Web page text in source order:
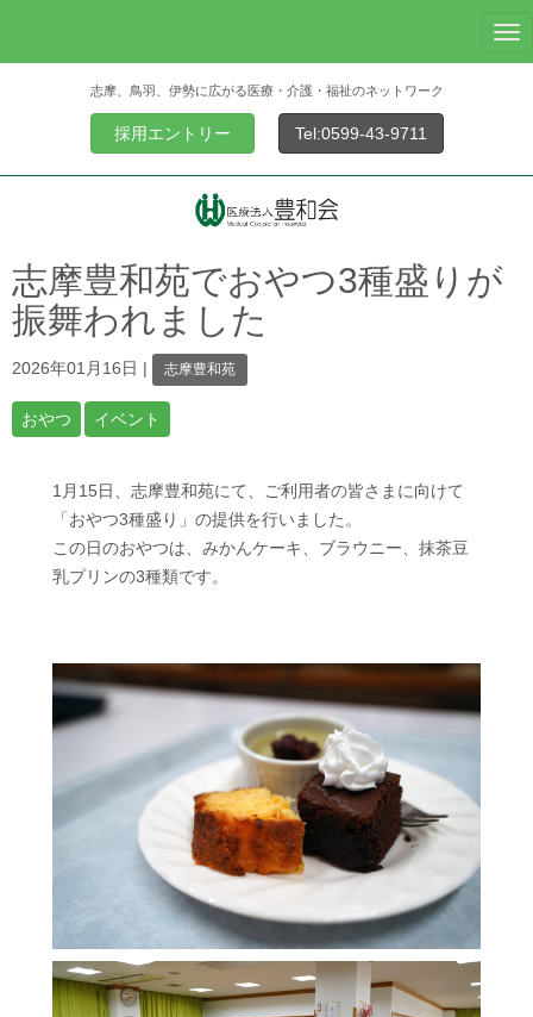
N
a
a
志摩、鳥羽、伊勢に広がる医療・介護・福祉のネットワーク
採用エントリー Tel:0599-43-9711
志摩豊和苑でおやつ3種盛りが
振舞われました
2026年01月16日 志摩豊和苑
おやつ イベント
1月15日、志摩豊和苑にて、ご利用者の皆さまに向けて
「おやつ3種盛り」の提供を行いました。
この日のおやつは、みかんケーキ、ブラウニー、抹茶豆
乳プリンの3種類です。